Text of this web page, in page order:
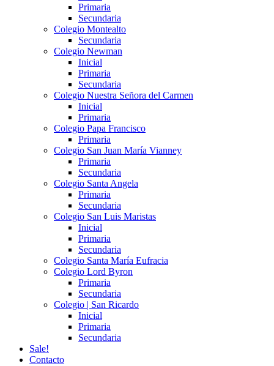
Primaria
Secundaria
Colegio Montealto
Secundaria
Colegio Newman
Inicial
Primaria
Secundaria
Colegio Nuestra Señora del Carmen
Inicial
Primaria
Colegio Papa Francisco
Primaria
Colegio San Juan María Vianney
Primaria
Secundaria
Colegio Santa Angela
Primaria
Secundaria
Colegio San Luis Maristas
Inicial
Primaria
Secundaria
Colegio Santa María Eufracia
Colegio Lord Byron
Primaria
Secundaria
Colegio | San Ricardo
Inicial
Primaria
Secundaria
Sale!
Contacto